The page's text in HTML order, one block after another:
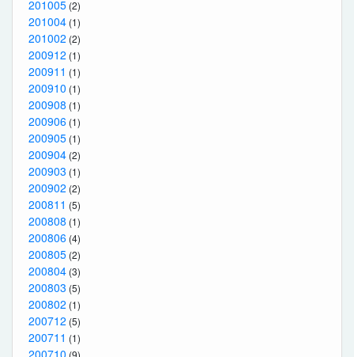
201005 (2)
201004 (1)
201002 (2)
200912 (1)
200911 (1)
200910 (1)
200908 (1)
200906 (1)
200905 (1)
200904 (2)
200903 (1)
200902 (2)
200811 (5)
200808 (1)
200806 (4)
200805 (2)
200804 (3)
200803 (5)
200802 (1)
200712 (5)
200711 (1)
200710 (9)